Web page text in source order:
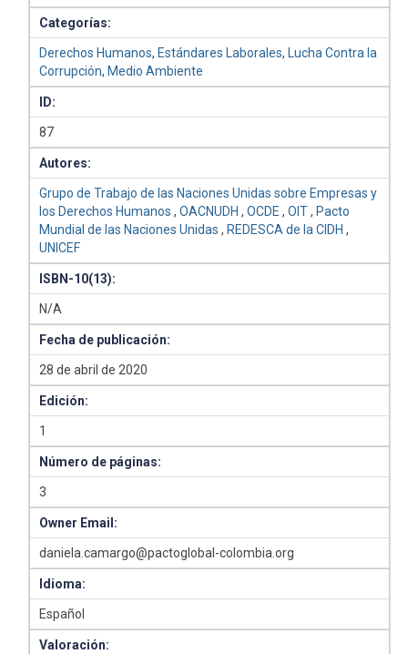
Categorías:
Derechos Humanos, Estándares Laborales, Lucha Contra la
Corrupción, Medio Ambiente
ID:
87
Autores:
Grupo de Trabajo de las Naciones Unidas sobre Empresas y
los Derechos Humanos ,OACNUDH ,OCDE ,OIT, Pacto
Mundial de las Naciones Unidas , REDESCA de la CIDH ,
UNICEF
ISBN-10(13):
N/A
Fecha de publicación:
28 de abril de 2020
Edición:
1
Número de páginas:
3
Owner Email:
daniela.camargo@pactoglobal-colombia.org
Idioma:
Español
Valoración: